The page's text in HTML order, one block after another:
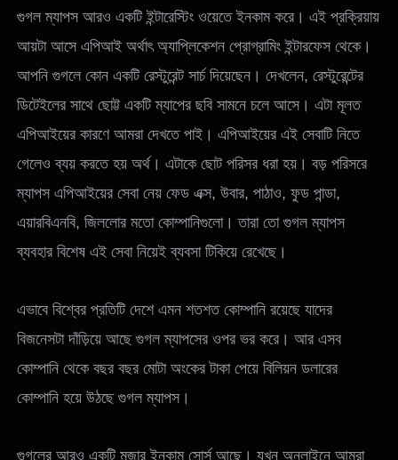
গুগল ম্যাপস আরও একটি ইন্টারেস্টিং ওয়েতে ইনকাম করে। এই প্রক্রিয়ায়
আয়টা আসে এপিআই অর্থাৎ অ্যাপ্লিকেশন প্রোগ্রামিং ইন্টারফেস থেকে।
আপনি গুগলে কোন একটি রেস্টুরেন্ট সার্চ দিয়েছেন। দেখলেন, রেস্টুরেন্টের
ডিটেইলের সাথে ছোট্ট একটি ম্যাপের ছবি সামনে চলে আসে। এটা মূলত
এপিআইয়ের কারণে আমরা দেখতে পাই। এপিআইয়ের এই সেবাটি নিতে
গেলেও ব্যয় করতে হয় অর্থ। এটাকে ছোট পরিসর ধরা হয়। বড় পরিসরে
ম্যাপস এপিআইয়ের সেবা নেয় ফেড এক্স, উবার, পাঠাও, ফুড পান্ডা,
এয়ারবিএনবি, জিললোর মতো কোম্পানিগুলো। তারা তো গুগল ম্যাপস
ব্যবহার বিশেষ এই সেবা নিয়েই ব্যবসা টিকিয়ে রেখেছে।
এভাবে বিশ্বের প্রতিটি দেশে এমন শতশত কোম্পানি রয়েছে যাদের
বিজনেসটা দাঁড়িয়ে আছে গুগল ম্যাপসের ওপর ভর করে। আর এসব
কোম্পানি থেকে বছর বছর মোটা অংকের টাকা পেয়ে বিলিয়ন ডলারের
কোম্পানি হয়ে উঠছে গুগল ম্যাপস।
গুগলের আরও একটি মজার ইনকাম সোর্স আছে। যখন অনলাইনে আমরা